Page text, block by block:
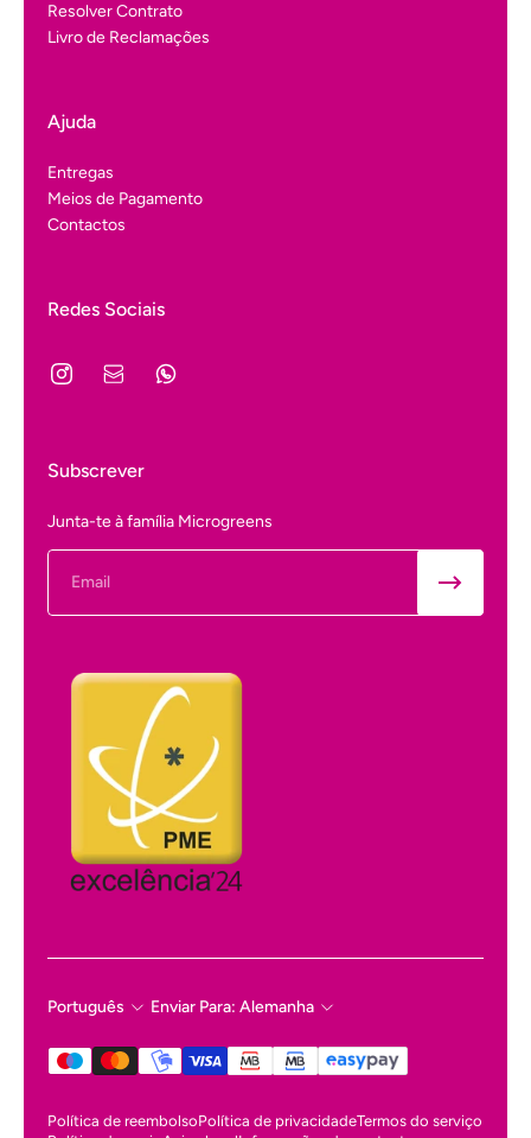
Resolver Contrato
Livro de Reclamações
Ajuda
Entregas
Meios de Pagamento
Contactos
Redes Sociais
Subscrever
Junta-te à família Microgreens
Português Enviar Para: Alemanha
Política de reembolsoPolítica de privacidadeTermos do serviço